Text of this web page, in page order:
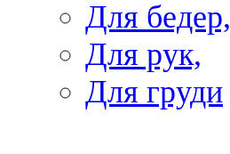
Для бедер,
Для рук,
Для груди